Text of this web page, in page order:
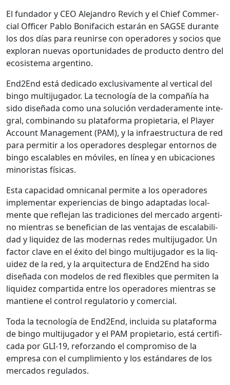
El fun­dador y CEO Ale­jan­dro Revich y el Chief Com­mer­
cial Offi­cer Pablo Boni­faci­ch estarán en SAGSE durante
los dos días para reunirse con oper­adores y socios que
explo­ran nuevas opor­tu­nidades de pro­duc­to den­tro del
eco­sis­tema argenti­no.
End2End está ded­i­ca­do exclu­si­va­mente al ver­ti­cal del
bin­go mul­ti­ju­gador. La tec­nología de la com­pañía ha
sido dis­eña­da como una solu­ción ver­dadera­mente inte­
gral, com­bi­nan­do su platafor­ma propi­etaria, el Play­er
Account Man­age­ment (PAM), y la infraestruc­tura de red
para per­mi­tir a los oper­adores desple­gar entornos de
bin­go escal­ables en móviles, en línea y en ubi­ca­ciones
minoris­tas físi­cas.
Esta capaci­dad omni­canal per­mite a los oper­adores
imple­men­tar expe­ri­en­cias de bin­go adap­tadas local­
mente que refle­jan las tradi­ciones del mer­ca­do argenti­
no mien­tras se ben­e­fi­cian de las ven­ta­jas de escal­a­bil­i­
dad y liq­uidez de las mod­er­nas redes mul­ti­ju­gador. Un
fac­tor clave en el éxi­to del bin­go mul­ti­ju­gador es la liq­
uidez de la red, y la arqui­tec­tura de End2End ha sido
dis­eña­da con mod­e­los de red flex­i­bles que per­miten la
liq­uidez com­par­ti­da entre los oper­adores mien­tras se
mantiene el con­trol reg­u­la­to­rio y com­er­cial.
Toda la tec­nología de End2End, inclu­i­da su platafor­ma
de bin­go mul­ti­ju­gador y el PAM propi­etario, está cer­ti­fi­
ca­da por GLI-19, reforzan­do el com­pro­miso de la
empre­sa con el cumplim­ien­to y los están­dares de los
mer­ca­dos reg­u­la­dos.